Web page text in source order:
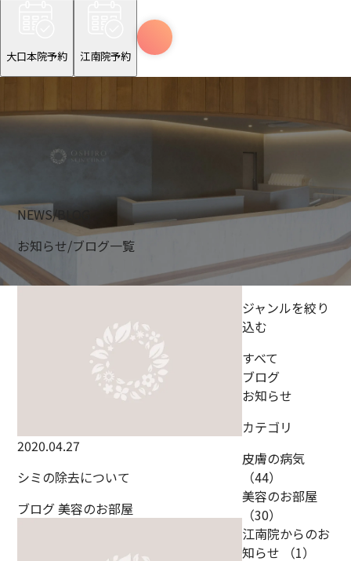
大口本院予約 江南院予約
NEWS/BLOG
お知らせ/ブログ一覧
2020.04.27
シミの除去について
ブログ美容のお部屋
ジャンルを絞り
込む
すべて
ブログ
お知らせ
カテゴリ
皮膚の病気
（44）
美容のお部屋
（30）
江南院からのお
知らせ
（1）